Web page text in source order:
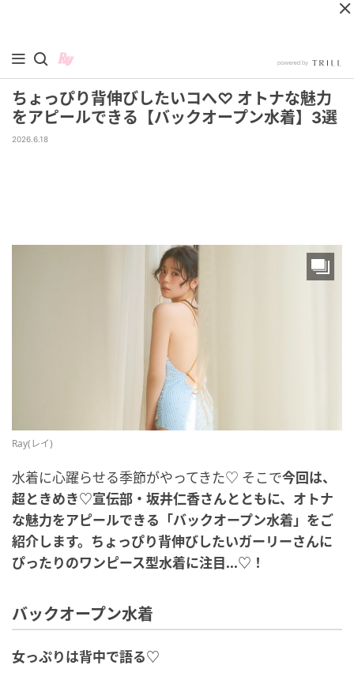
ちょっぴり背伸びしたいコへ♡ オトナな魅力
をアピールできる【バックオープン水着】3選
2026.6.18
Ray(レイ)
水着に心躍らせる季節がやってきた♡ そこで今回は、
超ときめき♡宣伝部・坂井仁香さんとともに、オトナ
な魅力をアピールできる「バックオープン水着」をご
紹介します。ちょっぴり背伸びしたいガーリーさんに
ぴったりのワンピース型水着に注目...♡！
バックオープン水着
女っぷりは背中で語る♡